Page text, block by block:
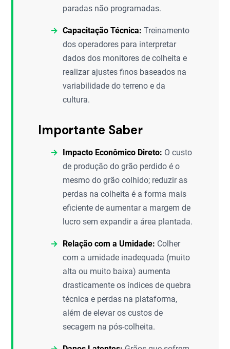
paradas não programadas.
Capacitação Técnica: Treinamento
dos operadores para interpretar
dados dos monitores de colheita e
realizar ajustes finos baseados na
variabilidade do terreno e da
cultura.
Importante Saber
Impacto Econômico Direto: O custo
de produção do grão perdido é o
mesmo do grão colhido; reduzir as
perdas na colheita é a forma mais
eficiente de aumentar a margem de
lucro sem expandir a área plantada.
Relação com a Umidade: Colher
com a umidade inadequada (muito
alta ou muito baixa) aumenta
drasticamente os índices de quebra
técnica e perdas na plataforma,
além de elevar os custos de
secagem na pós-colheita.